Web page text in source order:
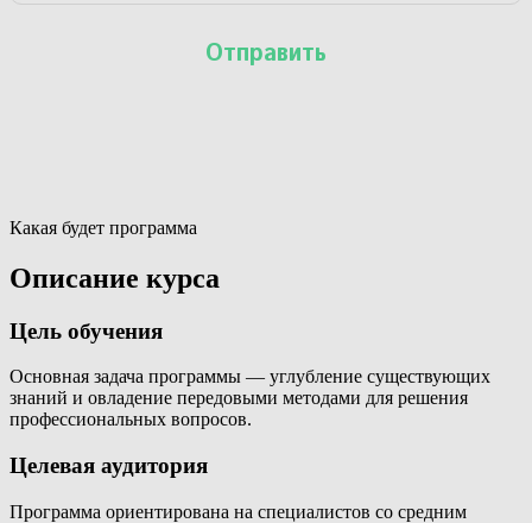
Какая будет программа
Описание курса
Цель обучения
Основная задача программы — углубление существующих
знаний и овладение передовыми методами для решения
профессиональных вопросов.
Целевая аудитория
Программа ориентирована на специалистов со средним